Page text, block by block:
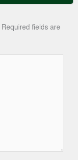
Required fields are